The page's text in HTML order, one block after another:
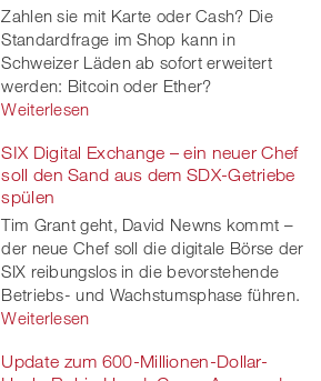
Zahlen sie mit Karte oder Cash? Die
Standardfrage im Shop kann in
Schweizer Läden ab sofort erweitert
werden: Bitcoin oder Ether?
Weiterlesen
SIX Digital Exchange – ein neuer Chef
soll den Sand aus dem SDX-Getriebe
spülen
Tim Grant geht, David Newns kommt –
der neue Chef soll die digitale Börse der
SIX reibungslos in die bevorstehende
Betriebs- und Wachstumsphase führen.
Weiterlesen
Update zum 600-Millionen-Dollar-